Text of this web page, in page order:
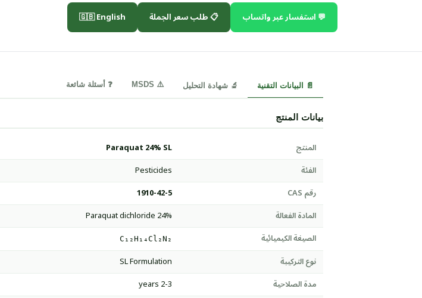
💬 استفسار عبر واتساب 📋 طلب سعر الجملة 🇬🇧 English
📄 البيانات التقنية 🔬 شهادة التحليل ⚠️ MSDS ❓ أسئلة شائعة
بيانات المنتج
المنتج
Paraquat 24% SL
الفئة
Pesticides
رقم CAS
1910-42-5
المادة الفعالة
Paraquat dichloride 24%
الصيغة الكيميائية
C₁₂H₁₄Cl₂N₂
نوع التركيبة
SL Formulation
مدة الصلاحية
2-3 years